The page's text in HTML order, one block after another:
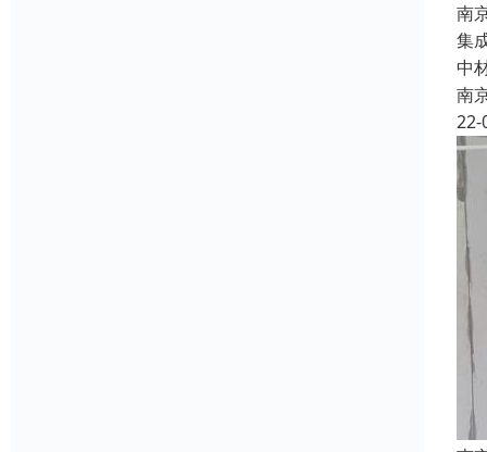
南
集
中
南
22-